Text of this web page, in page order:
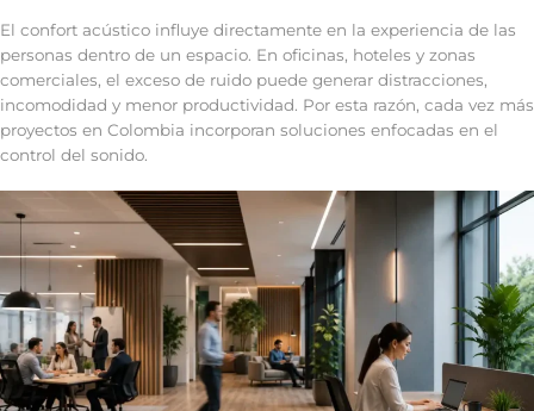
El confort acústico influye directamente en la experiencia de las
personas dentro de un espacio. En oficinas, hoteles y zonas
comerciales, el exceso de ruido puede generar distracciones,
incomodidad y menor productividad. Por esta razón, cada vez más
proyectos en Colombia incorporan soluciones enfocadas en el
control del sonido.